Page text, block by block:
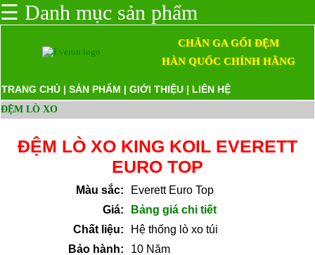
☰ Danh mục sản phẩm
CHĂN GA GỐI ĐỆM
HÀN QUỐC CHÍNH HÃNG
TRANG CHỦ | SẢN PHẨM | GIỚI THIỆU | LIÊN HỆ
ĐỆM LÒ XO
ĐỆM LÒ XO KING KOIL EVERETT
EURO TOP
Màu sắc:
Everett Euro Top
Giá:
Bảng giá chi tiết
Chất liệu:
Hệ thống lò xo túi
Bảo hành:
10 Năm